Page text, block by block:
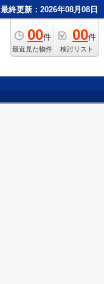
最終更新：2026年08月08日
00件
最近見た物件
00件
検討リスト